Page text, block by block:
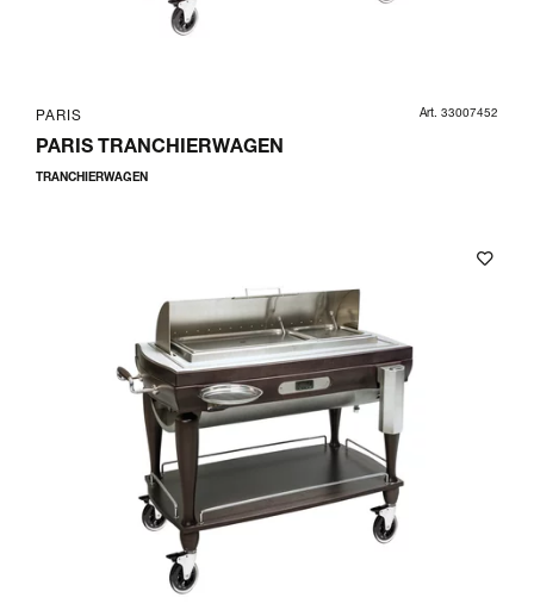
PARIS Art. 33007452
PARIS TRANCHIERWAGEN
TRANCHIERWAGEN